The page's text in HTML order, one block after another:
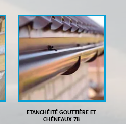
ETANCHÉITÉ GOUTTIÈRE ET
CHÉNEAUX 78